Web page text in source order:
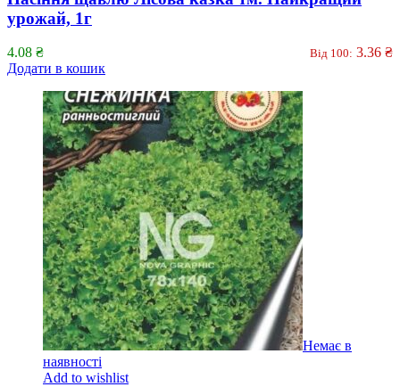
урожай, 1г
4.08 ₴ Від 100: 3.36 ₴
Додати в кошик
Немає в
наявності
Add to wishlist